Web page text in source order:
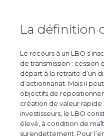
La définition
Le recours à un LBO
de transmission : cession
départ à la retraite d’un
d’actionnariat. Mais il
objectifs de
création de valeur rapide
investisseurs, le LBO
élevé , à condition de
surendettement. Pour